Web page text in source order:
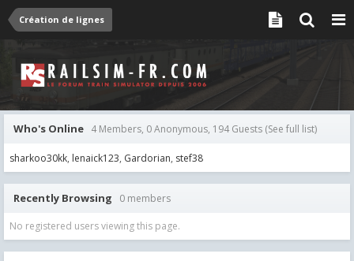
Création de lignes
Who's Online 4 Members, 0 Anonymous, 194 Guests (See full list)
sharkoo30kk lenaick123 Gardorian stef38
Recently Browsing 0 members
No registered users viewing this page.